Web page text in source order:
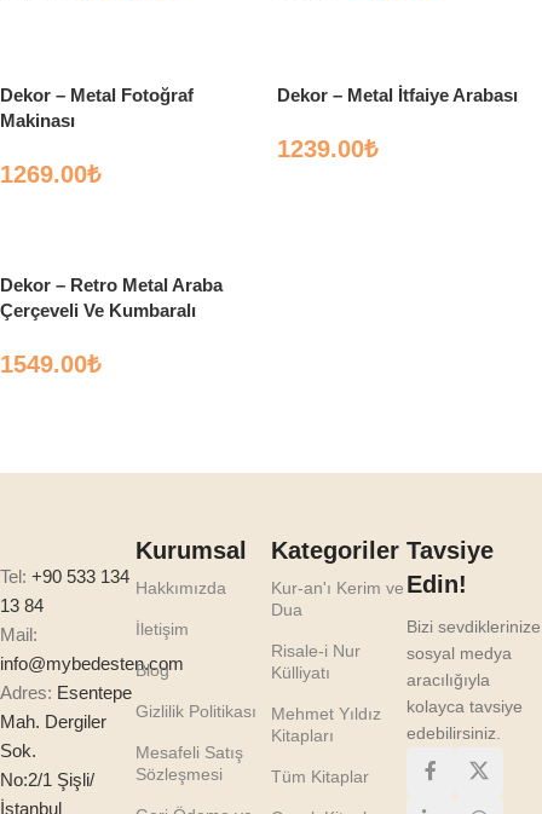
Dekor – Metal Fotoğraf
Makinası
1269.00₺
Dekor – Metal İtfaiye Arabası
1239.00₺
Dekor – Retro Metal Araba
Çerçeveli Ve Kumbaralı
1549.00₺
Tel: +90 533 134
13 84
Mail:
info@mybedesten.com
Adres: Esentepe
Mah. Dergiler
Sok.
No:2/1 Şişli/
İstanbul
Kurumsal
Hakkımızda
İletişim
Blog
Gizlilik Politikası
Mesafeli Satış
Sözleşmesi
Kategoriler
Kur-an'ı Kerim ve
Dua
Risale-i Nur
Külliyatı
Mehmet Yıldız
Kitapları
Tüm Kitaplar
Tavsiye
Edin!
Bizi sevdiklerinize
sosyal medya
aracılığıyla
kolayca tavsiye
edebilirsiniz.